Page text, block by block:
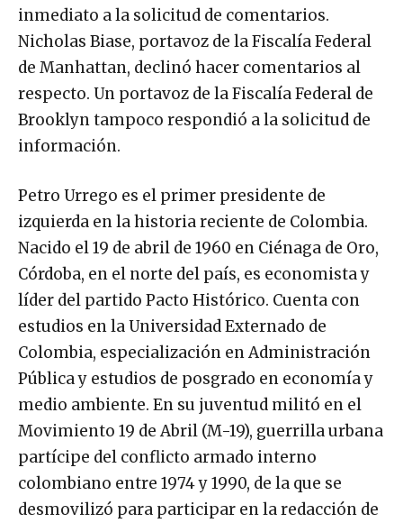
inmediato a la solicitud de comentarios.
Nicholas Biase, portavoz de la Fiscalía Federal
de Manhattan, declinó hacer comentarios al
respecto. Un portavoz de la Fiscalía Federal de
Brooklyn tampoco respondió a la solicitud de
información.
Petro Urrego es el primer presidente de
izquierda en la historia reciente de Colombia.
Nacido el 19 de abril de 1960 en Ciénaga de Oro,
Córdoba, en el norte del país, es economista y
líder del partido Pacto Histórico. Cuenta con
estudios en la Universidad Externado de
Colombia, especialización en Administración
Pública y estudios de posgrado en economía y
medio ambiente. En su juventud militó en el
Movimiento 19 de Abril (M-19), guerrilla urbana
partícipe del conflicto armado interno
colombiano entre 1974 y 1990, de la que se
desmovilizó para participar en la redacción de